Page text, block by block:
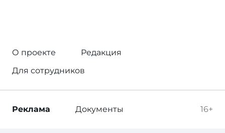
О проекте
Редакция
Для сотрудников
16+
Реклама Документы